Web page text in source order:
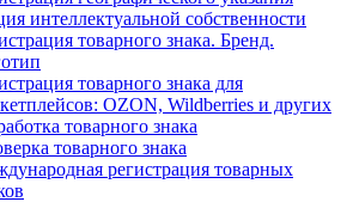
интеллектуальной собственности
товарного знака. Бренд.
товарного знака для
OZON, Wildberries и других
товарного знака
товарного знака
регистрация товарных